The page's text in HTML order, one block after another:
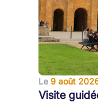
Le 9 août
Visite